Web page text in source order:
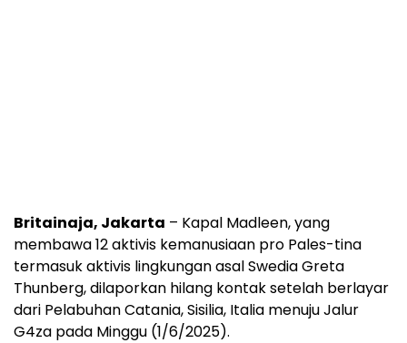
Britainaja, Jakarta – Kapal Madleen, yang
membawa 12 aktivis kemanusiaan pro Pales-tina
termasuk aktivis lingkungan asal Swedia Greta
Thunberg, dilaporkan hilang kontak setelah berlayar
dari Pelabuhan Catania, Sisilia, Italia menuju Jalur
G4za pada Minggu (1/6/2025).